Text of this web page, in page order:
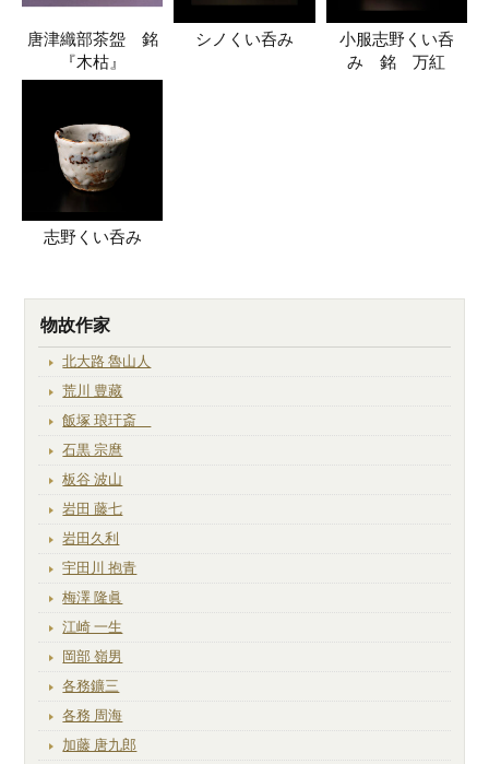
唐津織部茶盌 銘
『木枯』
シノくい呑み
小服志野くい呑
み 銘 万紅
志野くい呑み
物故作家
北大路 魯山人
荒川 豊藏
飯塚 琅玕斎
石黒 宗麿
板谷 波山
岩田 藤七
岩田久利
宇田川 抱青
梅澤 隆眞
江崎 一生
岡部 嶺男
各務鑛三
各務 周海
加藤 唐九郎